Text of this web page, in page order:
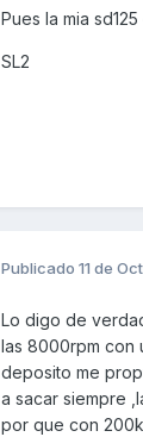
Pues la mia
SL2
Publicado 11 de
Lo digo de
las 8000rpm con
deposito me
a sacar siempre
por que con